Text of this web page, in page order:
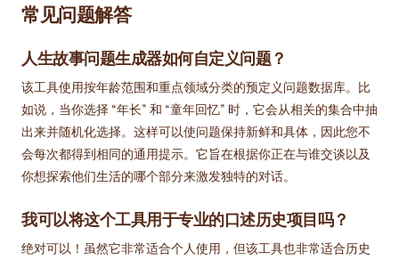
常见问题解答
人生故事问题生成器如何自定义问题？
该工具使用按年龄范围和重点领域分类的预定义问题数据库。比
如说，当你选择 “年长” 和 “童年回忆” 时，它会从相关的集合中抽
出来并随机化选择。这样可以使问题保持新鲜和具体，因此您不
会每次都得到相同的通用提示。它旨在根据你正在与谁交谈以及
你想探索他们生活的哪个部分来激发独特的对话。
我可以将这个工具用于专业的口述历史项目吗？
绝对可以！虽然它非常适合个人使用，但该工具也非常适合历史